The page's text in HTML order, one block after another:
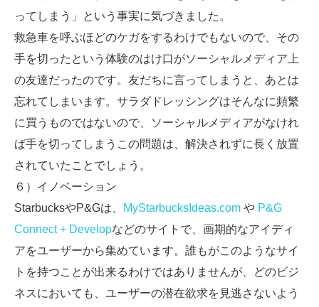
ってしまう」という事実に気づきました。
救急車を呼ぶほどのケガをするわけでもないので、その
手を切ったという体験のはけ口がソーシャルメディア上
の友達だったのです。友だちに言ってしまうと、あとは
忘れてしまいます。サラダドレッシングはそんなに頻繁
に買うものではないので、ソーシャルメディアがなけれ
ば手を切ってしまうこの問題は、解決されずに長く放置
されていたことでしょう。
６）イノベーション
StarbucksやP&Gは、
MyStarbucksIdeas.com や P&G
Connect + Developなどのサイトで、画期的なアイディ
アをユーザーから集めています。誰もがこのようなサイ
トを持つことが出来るわけではありませんが、どのビジ
ネスにおいても、ユーザーの潜在欲求を見逃さないよう